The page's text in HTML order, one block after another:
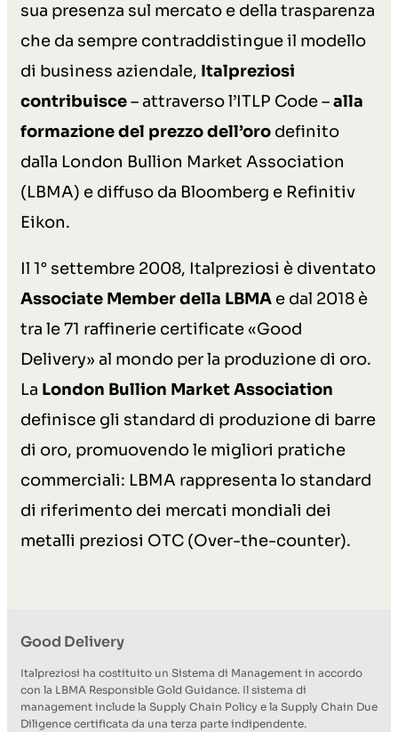
sua presenza sul mercato e della trasparenza
che da sempre contraddistingue il modello
di business aziendale, Italpreziosi
contribuisce– attraverso l’ITLP Code –alla
formazione del prezzo dell’oro definito
dalla London Bullion Market Association
(LBMA) e diffuso da Bloomberg e Refinitiv
Eikon.
Il 1° settembre 2008, Italpreziosi è diventato
Associate Member della LBMA e dal 2018 è
tra le 71 raffinerie certificate «Good
Delivery» al mondo per la produzione di oro.
La London Bullion Market Association
definisce gli standard di produzione di barre
di oro, promuovendo le migliori pratiche
commerciali: LBMA rappresenta lo standard
di riferimento dei mercati mondiali dei
metalli preziosi OTC (Over-the-counter).
Good Delivery
Italpreziosi ha costituito un Sistema di Management in accordo
con la LBMA Responsible Gold Guidance. Il sistema di
management include la Supply Chain Policy e la Supply Chain Due
Diligence certificata da una terza parte indipendente.